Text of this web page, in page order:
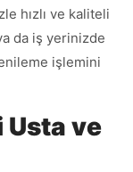
hızlı ve kaliteli
da iş yerinizde
işlemini
Usta ve